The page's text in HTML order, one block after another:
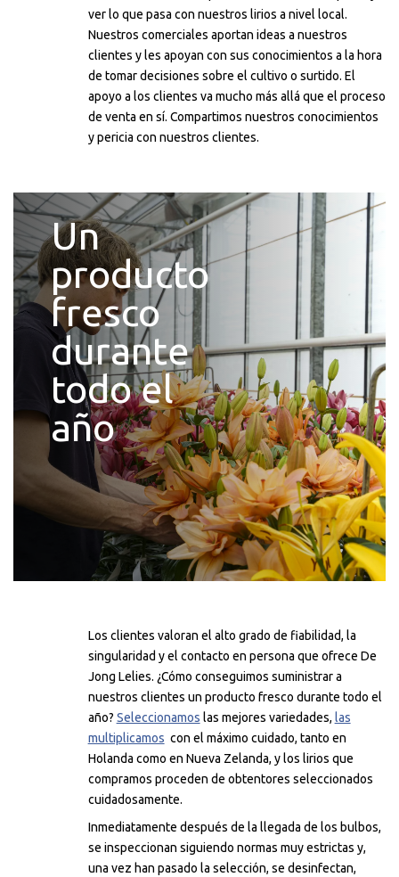
ver lo que pasa con nuestros lirios a nivel local.
Nuestros comerciales aportan ideas a nuestros
clientes y les apoyan con sus conocimientos a la hora
de tomar decisiones sobre el cultivo o surtido. El
apoyo a los clientes va mucho más allá que el proceso
de venta en sí. Compartimos nuestros conocimientos
y pericia con nuestros clientes.
Un
producto
fresco
durante
todo el
año
Los clientes valoran el alto grado de fiabilidad, la
singularidad y el contacto en persona que ofrece De
Jong Lelies. ¿Cómo conseguimos suministrar a
nuestros clientes un producto fresco durante todo el
año? Seleccionamos las mejores variedades, las
multiplicamos con el máximo cuidado, tanto en
Holanda como en Nueva Zelanda, y los lirios que
compramos proceden de obtentores seleccionados
cuidadosamente.
Inmediatamente después de la llegada de los bulbos,
se inspeccionan siguiendo normas muy estrictas y,
una vez han pasado la selección, se desinfectan,